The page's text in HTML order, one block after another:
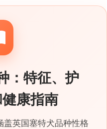
：特征、护
康指南
盖英国塞特犬品种性格